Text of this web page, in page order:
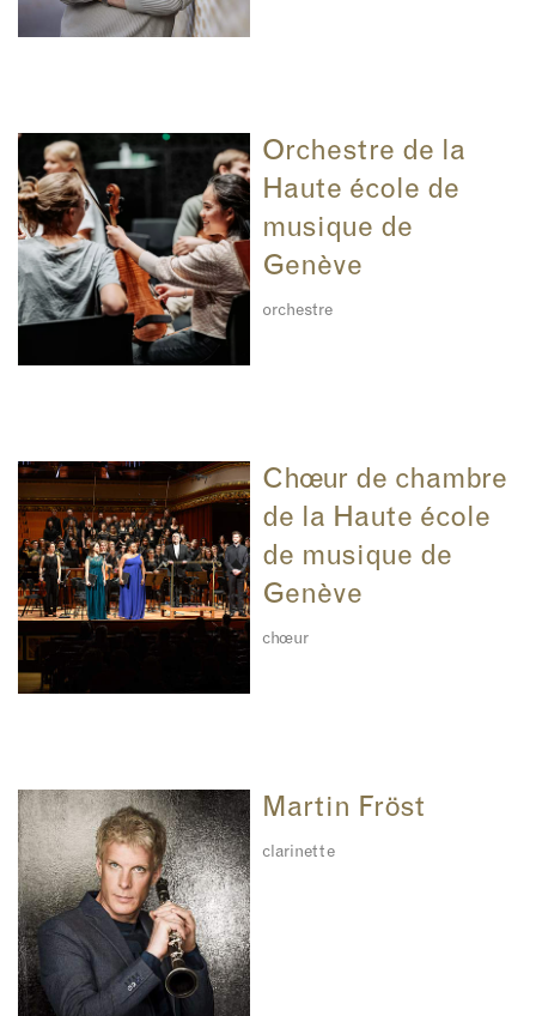
Orchestre de la
Haute école de
musique de
Genève
orchestre
Chœur de chambre
de la Haute école
de musique de
Genève
chœur
Martin Fröst
clarinette